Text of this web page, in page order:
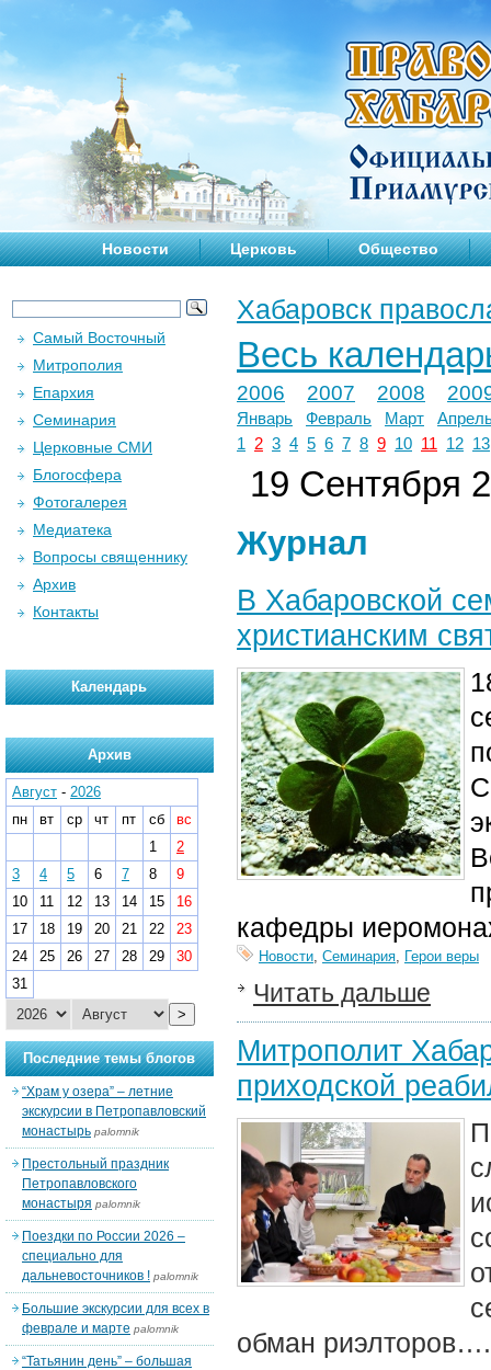
Новости Церковь Общество
Хабаровск
Весь
2006 2007 2008
Январь Февраль Март
1
2 3 4 5 6 7 8 9 10 11 12 13
19 Сентября
Журнал
В Хабаровской
христианским
кафедры
Новости, Семинария, Герои веры
Читать дальше
Митрополит
приходской
обман
Самый Восточный
Митрополия
Епархия
Семинария
Церковные СМИ
Блогосфера
Фотогалерея
Медиатека
Вопросы священнику
Архив
Контакты
Календарь
Архив
Август - 2026
пн
вт ср чт пт сб
вс
1
2
3
4 5 6 7 8
9
10
11 12 13 14 15
16
17
18 19 20 21 22
23
24
25 26 27 28 29
30
31
>
Последние темы блогов
“Храм у озера” – летние
экскурсии в Петропавловский
монастырь palomnik
Престольный праздник
Петропавловского
монастыря palomnik
Поездки по России 2026 –
специально для
дальневосточников ! palomnik
Большие экскурсии для всех в
феврале и марте palomnik
“Татьянин день” – большая